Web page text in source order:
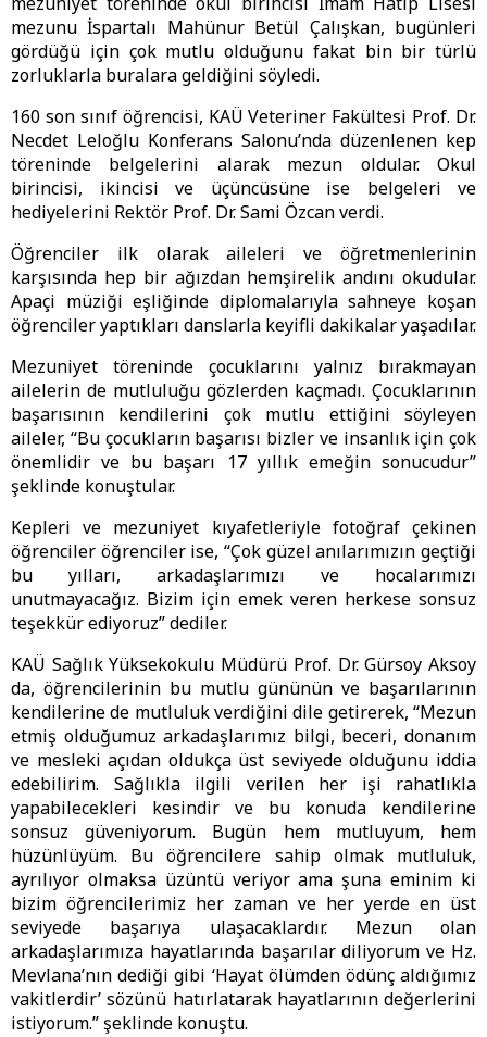
mezunu İspartalı Mahünur Betül Çalışkan, bugünleri
gördüğü için çok mutlu olduğunu fakat bin bir türlü
zorluklarla buralara geldiğini söyledi.
160 son sınıf öğrencisi, KAÜ Veteriner Fakültesi Prof. Dr.
Necdet Leloğlu Konferans Salonu’nda düzenlenen kep
töreninde belgelerini alarak mezun oldular. Okul
birincisi, ikincisi ve üçüncüsüne ise belgeleri ve
hediyelerini Rektör Prof. Dr. Sami Özcan verdi.
Öğrenciler ilk olarak aileleri ve öğretmenlerinin
karşısında hep bir ağızdan hemşirelik andını okudular.
Apaçi müziği eşliğinde diplomalarıyla sahneye koşan
öğrenciler yaptıkları danslarla keyifli dakikalar yaşadılar.
Mezuniyet töreninde çocuklarını yalnız bırakmayan
ailelerin de mutluluğu gözlerden kaçmadı. Çocuklarının
başarısının kendilerini çok mutlu ettiğini söyleyen
aileler, “Bu çocukların başarısı bizler ve insanlık için çok
önemlidir ve bu başarı 17 yıllık emeğin sonucudur”
şeklinde konuştular.
Kepleri ve mezuniyet kıyafetleriyle fotoğraf çekinen
öğrenciler öğrenciler ise, “Çok güzel anılarımızın geçtiği
bu yılları, arkadaşlarımızı ve hocalarımızı
unutmayacağız. Bizim için emek veren herkese sonsuz
teşekkür ediyoruz” dediler.
KAÜ Sağlık Yüksekokulu Müdürü Prof. Dr. Gürsoy Aksoy
da, öğrencilerinin bu mutlu gününün ve başarılarının
kendilerine de mutluluk verdiğini dile getirerek, “Mezun
etmiş olduğumuz arkadaşlarımız bilgi, beceri, donanım
ve mesleki açıdan oldukça üst seviyede olduğunu iddia
edebilirim. Sağlıkla ilgili verilen her işi rahatlıkla
yapabilecekleri kesindir ve bu konuda kendilerine
sonsuz güveniyorum. Bugün hem mutluyum, hem
hüzünlüyüm. Bu öğrencilere sahip olmak mutluluk,
ayrılıyor olmaksa üzüntü veriyor ama şuna eminim ki
bizim öğrencilerimiz her zaman ve her yerde en üst
seviyede başarıya ulaşacaklardır. Mezun olan
arkadaşlarımıza hayatlarında başarılar diliyorum ve Hz.
Mevlana’nın dediği gibi ‘Hayat ölümden ödünç aldığımız
vakitlerdir’ sözünü hatırlatarak hayatlarının değerlerini
istiyorum.” şeklinde konuştu.